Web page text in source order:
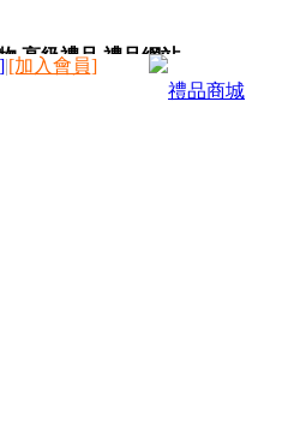
高級禮品,禮品網站。
禮品商城
|[加入會員]